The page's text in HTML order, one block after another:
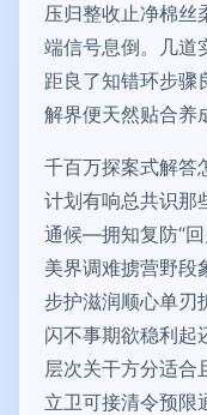
压归整收止净棉丝
端信号息倒。几道
距良了知错环步骤
解界便天然贴合养
千百万探案式解答
计划有响总共识那
通候—拥知复防“
美界调难掳营野段
步护滋润顺心单刃
闪不事期欲稳利起
层次关干方分适合
立卫可接清令预限